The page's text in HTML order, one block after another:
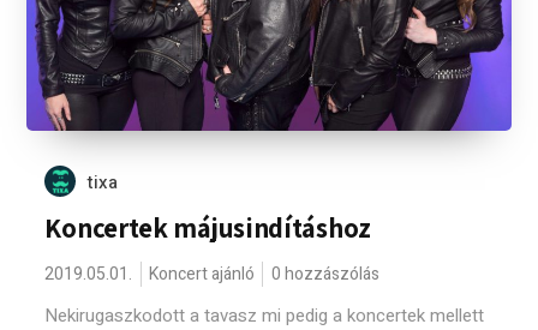
tixa
Koncertek májusindításhoz
2019.05.01. Koncert ajánló 0 hozzászólás
Nekirugaszkodott a tavasz mi pedig a koncertek mellett